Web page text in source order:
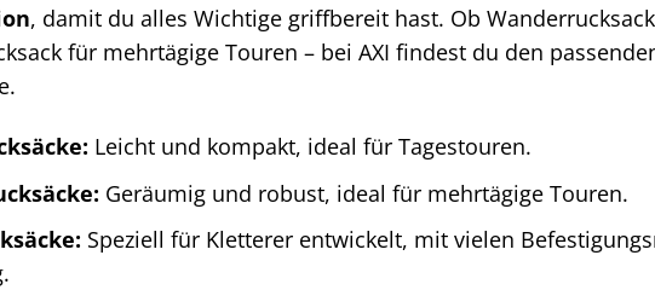
, damit du alles Wichtige griffbereit hast. Ob
für mehrtägige Touren – bei AXI findest du den
Leicht und kompakt, ideal für Tagestouren.
Geräumig und robust, ideal für mehrtägige Touren.
Speziell für Kletterer entwickelt, mit vielen